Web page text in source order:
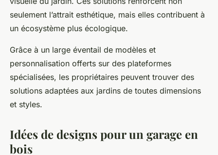
seulement l’attrait esthétique, mais elles contribuent à
un écosystème plus écologique.
Grâce à un large éventail de modèles et
personnalisation offerts sur des plateformes
spécialisées, les propriétaires peuvent trouver des
solutions adaptées aux jardins de toutes dimensions
et styles.
Idées de designs pour un garage en
bois